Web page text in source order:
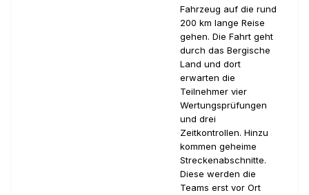
Fahrzeug auf die rund
200 km lange Reise
gehen. Die Fahrt geht
durch das Bergische
Land und dort
erwarten die
Teilnehmer vier
Wertungsprüfungen
und drei
Zeitkontrollen. Hinzu
kommen geheime
Streckenabschnitte.
Diese werden die
Teams erst vor Ort